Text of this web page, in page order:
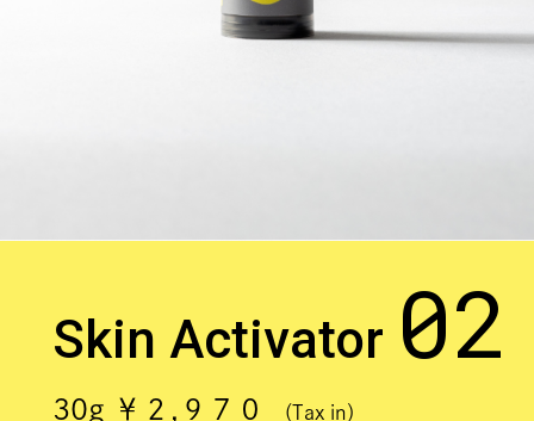
Skin Activator 02
30g ￥２,９７０ （Tax in）